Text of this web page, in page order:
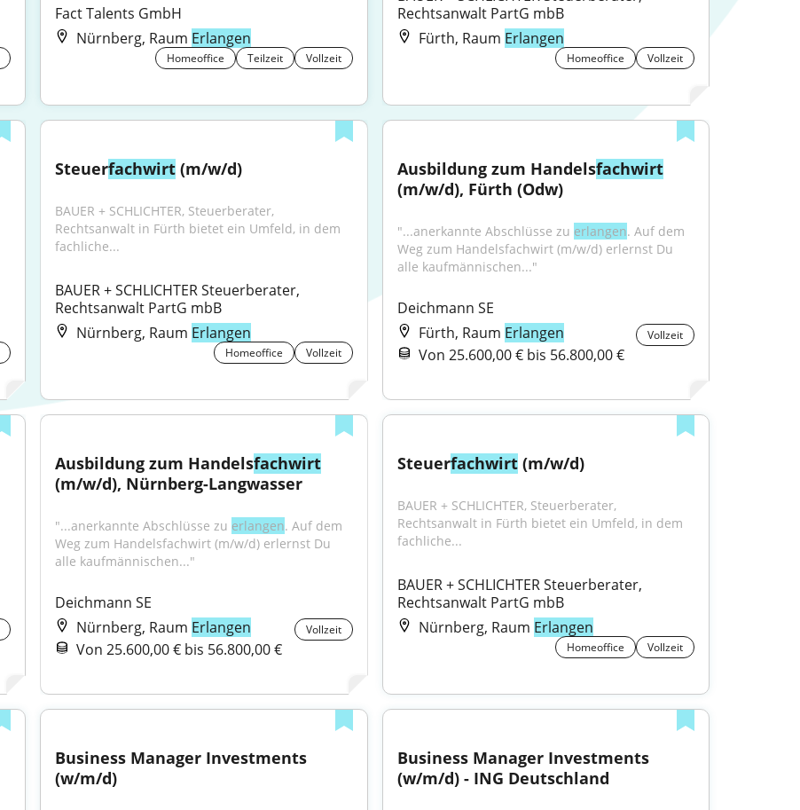
Fact Talents GmbH
Nürnberg, Raum Erlangen
Homeoffice Teilzeit Vollzeit
Rechtsanwalt PartG mbB
Fürth, Raum Erlangen
Homeoffice Vollzeit
Steuerfachwirt (m/w/d)
BAUER + SCHLICHTER, Steuerberater,
Rechtsanwalt in Fürth bietet ein Umfeld, in dem
fachliche...
BAUER + SCHLICHTER Steuerberater,
Rechtsanwalt PartG mbB
Nürnberg, Raum Erlangen
Homeoffice Vollzeit
Ausbildung zum Handelsfachwirt
(m/w/d), Fürth (Odw)
"...anerkannte Abschlüsse zu erlangen. Auf dem
Weg zum Handelsfachwirt (m/w/d) erlernst Du
alle kaufmännischen..."
Deichmann SE
Fürth, Raum Erlangen Vollzeit
Von 25.600,00 € bis 56.800,00 €
Ausbildung zum Handelsfachwirt
(m/w/d), Nürnberg-Langwasser
"...anerkannte Abschlüsse zu erlangen. Auf dem
Weg zum Handelsfachwirt (m/w/d) erlernst Du
alle kaufmännischen..."
Deichmann SE
Nürnberg, Raum Erlangen Vollzeit
Von 25.600,00 € bis 56.800,00 €
Steuerfachwirt (m/w/d)
BAUER + SCHLICHTER, Steuerberater,
Rechtsanwalt in Fürth bietet ein Umfeld, in dem
fachliche...
BAUER + SCHLICHTER Steuerberater,
Rechtsanwalt PartG mbB
Nürnberg, Raum Erlangen
Homeoffice Vollzeit
Business Manager Investments
(w/m/d)
Business Manager Investments
(w/m/d) - ING Deutschland